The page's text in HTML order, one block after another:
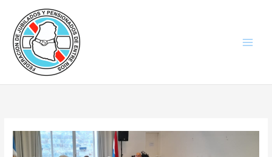
contenido